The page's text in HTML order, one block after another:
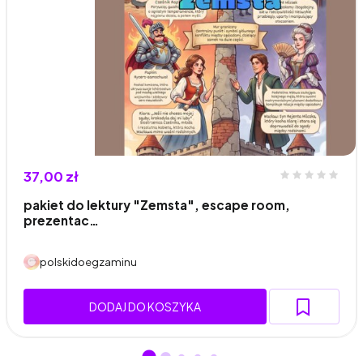
37,00 zł
pakiet do lektury "Zemsta", escape room,
prezentac…
polskidoegzaminu
DODAJ DO KOSZYKA